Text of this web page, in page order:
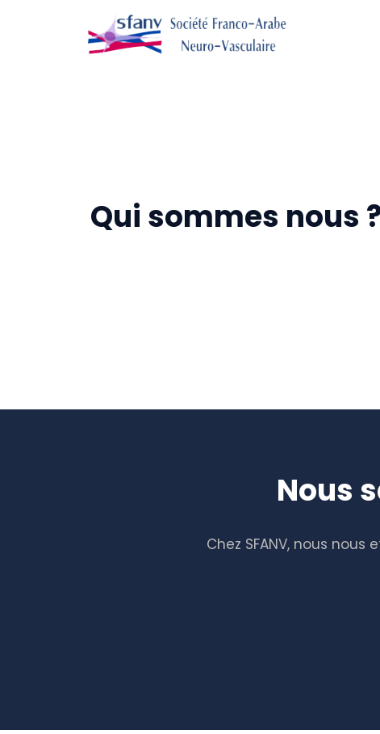
Qui sommes nous
Nous
Chez SFANV, nous